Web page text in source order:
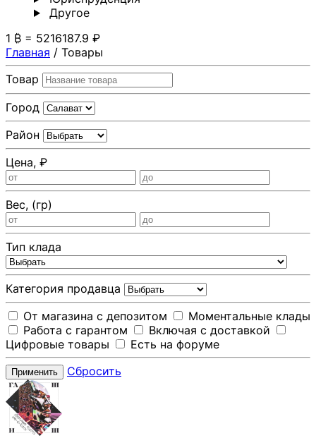
Другoе
1 ₿ = 5216187.9 ₽
Главная / Товары
Товар
Город
Район
Цена, ₽
Вес, (гр)
Тип клада
Категория продавца
От магазина с депозитом
Моментальные клады
Работа с гарантом
Включая с доставкой
Цифровые товары
Есть на форуме
Применить Сбросить